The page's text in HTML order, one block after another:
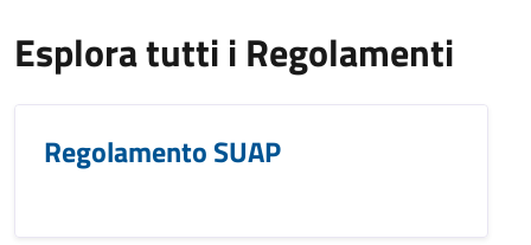
Esplora tutti i Regolamenti
Regolamento SUAP